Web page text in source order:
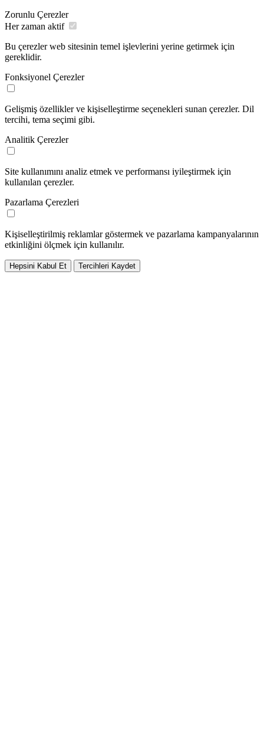
Zorunlu Çerezler
Her zaman aktif
Bu çerezler web sitesinin temel işlevlerini yerine getirmek için
gereklidir.
Fonksiyonel Çerezler
Gelişmiş özellikler ve kişiselleştirme seçenekleri sunan çerezler. Dil
tercihi, tema seçimi gibi.
Analitik Çerezler
Site kullanımını analiz etmek ve performansı iyileştirmek için
kullanılan çerezler.
Pazarlama Çerezleri
Kişiselleştirilmiş reklamlar göstermek ve pazarlama kampanyalarının
etkinliğini ölçmek için kullanılır.
Hepsini Kabul Et Tercihleri Kaydet